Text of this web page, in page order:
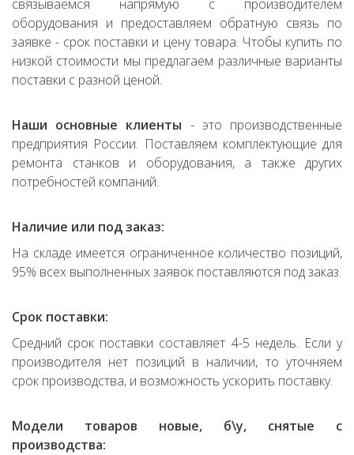
связываемся напрямую с производителем
оборудования и предоставляем обратную связь по
заявке - срок поставки и цену товара. Чтобы купить по
низкой стоимости мы предлагаем различные варианты
поставки с разной ценой.
Наши основные клиенты - это производственные
предприятия России. Поставляем комплектующие для
ремонта станков и оборудования, а также других
потребностей компаний.
Наличие или под заказ:
На складе имеется ограниченное количество позиций,
95% всех выполненных заявок поставляются под заказ.
Срок поставки:
Средний срок поставки составляет 4-5 недель. Если у
производителя нет позиций в наличии, то уточняем
срок производства, и возможность ускорить поставку.
Модели товаров новые, б\у, снятые с
производства: